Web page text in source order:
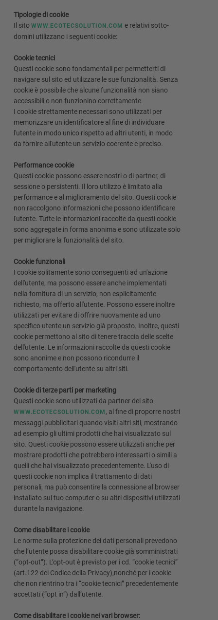
Tipologie di cookie
Il sito WWW.ECOTECSOLUTION.COM e relativi sotto-
domini utilizzano i seguenti cookie:
Cookie tecnici
Questi cookie sono fondamentali per permetterti di
navigare sul sito ed utilizzare le sue funzionalità. Senza
cookie è possibile che alcune funzionalità non siano
accessibili o non funzionino correttamente.
I cookie strettamente necessari sono utilizzati per
memorizzare un identificatore al fine di individuare
l'utente in modo unico rispetto ad altri utenti, in modo
da fornire all'utente un servizio coerente e preciso.
Performance cookie
Questi cookie possono essere nostri o di partner, di
sessione o persistenti. Il loro utilizzo è limitato alla
performance e al miglioramento del sito. Questi cookie
non raccolgono informazioni che possono identificare
l'utente. Tutte le informazioni raccolte da questi cookie
sono aggregate in forma anonima e sono utilizzate solo
per migliorare la funzionalità del sito.
Cookie funzionali
I cookie solitamente sono conseguenti ad un'azione
dell'utente, ma possono essere anche implementati
nella fornitura di un servizio, non esplicitamente
richiesto, ma offerto all'utente. Possono essere inoltre
utilizzati per evitare di offrire nuovamente ad uno
specifico utente un servizio già proposto. Inoltre, questi
cookie permettono al sito di tenere traccia delle scelte
dell'utente. Le informazioni raccolte da questi cookie
sono anonime e non possono ricondurre il
comportamento dell'utente su altri siti.
Cookie di terze parti per marketing
Questi cookie sono utilizzati da partner del sito
WWW.ECOTECSOLUTION.COM , al fine di proporre nostri
messaggi pubblicitari quando visiti altri siti, mostrando
ad esempio gli ultimi prodotti che hai visualizzato sul
sito. Questi cookie possono essere utilizzati anche per
mostrare prodotti che potrebbero interessarti o simili a
quelli che hai visualizzato precedentemente. L'uso di
questi cookie non implica il trattamento di dati
personali, ma può consentire la connessione al browser
installato sul tuo computer o su altri dispositivi utilizzati
durante la navigazione.
Come disabilitare i cookie
Le norme sulla protezione dei dati personali prevedono
che l’utente possa disabilitare cookie già somministrati
(“opt-out”). L’opt-out è previsto per i cd. “cookie tecnici”
(art.122 del Codice della Privacy),nonché per i cookie
che non rientrino tra i “cookie tecnici” precedentemente
accettati (“opt in”) dall’utente.
Come disabilitare i cookie nei vari browser: